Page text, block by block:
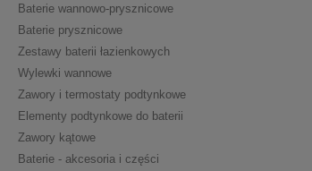
Baterie wannowo-prysznicowe
Baterie prysznicowe
Zestawy baterii łazienkowych
Wylewki wannowe
Zawory i termostaty podtynkowe
Elementy podtynkowe do baterii
Zawory kątowe
Baterie - akcesoria i części